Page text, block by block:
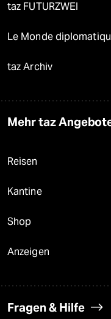
taz FUTURZWEI
Le Monde
taz Archiv
Mehr taz
Reisen
Kantine
Shop
Anzeigen
Fragen & Hilfe